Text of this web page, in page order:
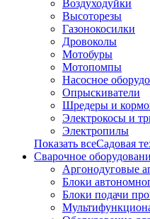
Воздуходуйки
Высоторезы
Газонокосилки
Дровоколы
Мотобуры
Мотопомпы
Насосное
Опрыскиватели
Шредеры и
Электрокосы и
Электропилы
Показать всеСадовая
Сварочное
Аргонодуговые
Блоки
Блоки подачи